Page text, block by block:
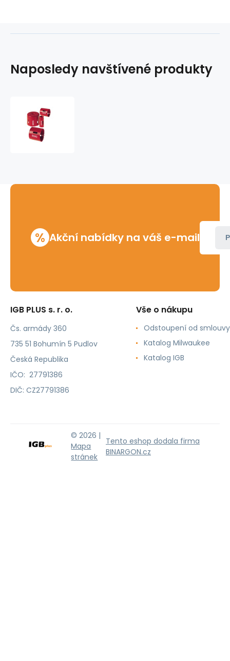
Naposledy navštívené produkty
% Akční nabídky na váš e-mail
IGB PLUS s. r. o.
Čs. armády 360
735 51 Bohumín 5 Pudlov
Česká Republika
IČO: 27791386
DIČ: CZ27791386
Vše o nákupu
Odstoupení od smlouvy
Katalog Milwaukee
Katalog IGB
© 2026 |
Mapa
stránek
Tento eshop dodala firma
BINARGON.cz